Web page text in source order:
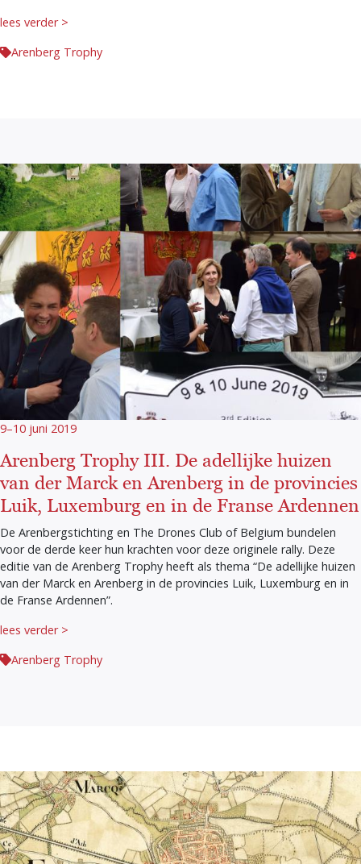
lees verder >
Arenberg Trophy
9–10 juni 2019
Arenberg Trophy III. De adellijke huizen
van der Marck en Arenberg in de provincies
Luik, Luxemburg en in de Franse Ardennen
De Arenbergstichting en The Drones Club of Belgium bundelen
voor de derde keer hun krachten voor deze originele rally. Deze
editie van de Arenberg Trophy heeft als thema “De adellijke huizen
van der Marck en Arenberg in de provincies Luik, Luxemburg en in
de Franse Ardennen”.
lees verder >
Arenberg Trophy